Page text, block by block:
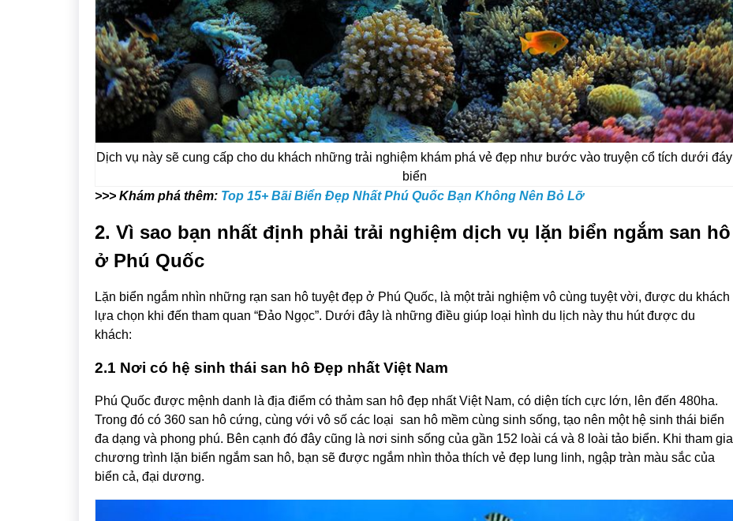
Dịch vụ này sẽ cung cấp cho du khách những trải nghiệm khám phá vẻ đẹp như bước vào truyện cổ tích dưới đáy
biển
>>> Khám phá thêm: Top 15+ Bãi Biển Đẹp Nhất Phú Quốc Bạn Không Nên Bỏ Lỡ
2. Vì sao bạn nhất định phải trải nghiệm dịch vụ lặn biển ngắm san hô
ở Phú Quốc
Lặn biển ngắm nhìn những rạn san hô tuyệt đẹp ở Phú Quốc, là một trải nghiệm vô cùng tuyệt vời, được du khách
lựa chọn khi đến tham quan “Đảo Ngọc”. Dưới đây là những điều giúp loại hình du lịch này thu hút được du
khách:
2.1 Nơi có hệ sinh thái san hô Đẹp nhất Việt Nam
Phú Quốc được mệnh danh là địa điểm có thảm san hô đẹp nhất Việt Nam, có diện tích cực lớn, lên đến 480ha.
Trong đó có 360 san hô cứng, cùng với vô số các loại san hô mềm cùng sinh sống, tạo nên một hệ sinh thái biển
đa dạng và phong phú. Bên cạnh đó đây cũng là nơi sinh sống của gần 152 loài cá và 8 loài tảo biển. Khi tham gia
chương trình lặn biển ngắm san hô, bạn sẽ được ngắm nhìn thỏa thích vẻ đẹp lung linh, ngập tràn màu sắc của
biển cả, đại dương.